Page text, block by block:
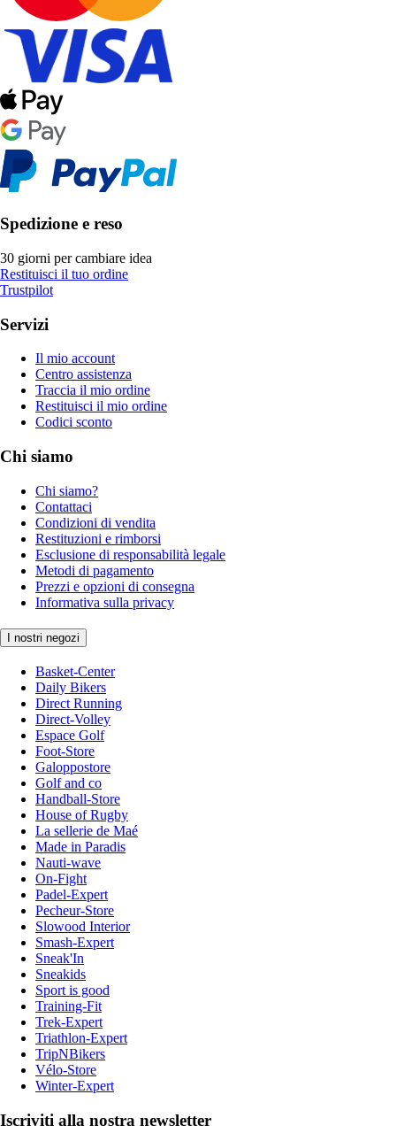
Spedizione e reso
30 giorni per cambiare idea
Restituisci il tuo ordine
Trustpilot
Servizi
Il mio account
Centro assistenza
Traccia il mio ordine
Restituisci il mio ordine
Codici sconto
Chi siamo
Chi siamo?
Contattaci
Condizioni di vendita
Restituzioni e rimborsi
Esclusione di responsabilità legale
Metodi di pagamento
Prezzi e opzioni di consegna
Informativa sulla privacy
I nostri negozi
Basket-Center
Daily Bikers
Direct Running
Direct-Volley
Espace Golf
Foot-Store
Galoppostore
Golf and co
Handball-Store
House of Rugby
La sellerie de Maé
Made in Paradis
Nauti-wave
On-Fight
Padel-Expert
Pecheur-Store
Slowood Interior
Smash-Expert
Sneak'In
Sneakids
Sport is good
Training-Fit
Trek-Expert
Triathlon-Expert
TripNBikers
Vélo-Store
Winter-Expert
Iscriviti alla nostra newsletter